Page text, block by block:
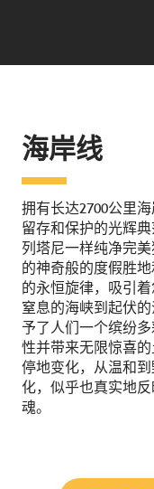
海岸线
拥有长达2700公里
留存和保护的光辉
列塔尼一样纯净完
的神奇般的度假胜
的永恒旋律，吸引
窒息的海峡到起伏
予了人们一个缤纷
性并带来无限惊喜
停地变化，从温和
化，似乎也真实地
魂。